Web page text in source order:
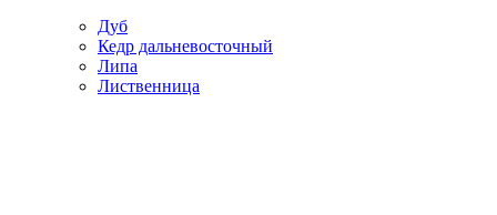
Дуб
Кедр дальневосточный
Липа
Лиственница